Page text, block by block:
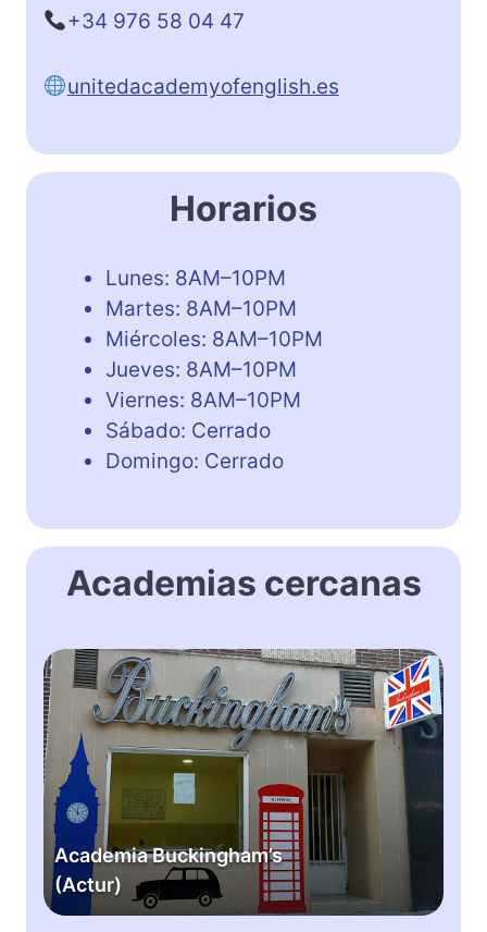
+34 976 58 04 47
unitedacademyofenglish.es
Horarios
Lunes: 8AM–10PM
Martes: 8AM–10PM
Miércoles: 8AM–10PM
Jueves: 8AM–10PM
Viernes: 8AM–10PM
Sábado: Cerrado
Domingo: Cerrado
Academias cercanas
Academia Buckingham’s
(Actur)
A
c
a
d
e
m
u